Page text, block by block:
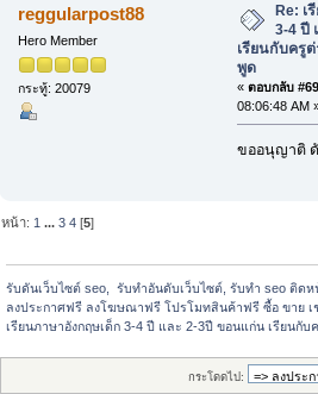
reggularpost88
Hero Member
กระทู้: 20079
Re: เ
3-4 ปี
เรียนกับครู
พูด
« ตอบกลับ
08:06:48 AM
ขออนุญาติ
หน้า: 1 ...3 4 [5]
รับดันเว็บไซต์ seo,  รับทำอันดับเว็บไซต์, รับทำ seo ติดห
ลงประกาศฟรี ลงโฆษณาฟรี โปรโมทสินค้าฟรี ซื้อ ขาย เ
เรียนภาษาอังกฤษเด็ก 3-4 ปี และ 2-3ปี ขอนแก่น เรียนกั
กระโดดไป: